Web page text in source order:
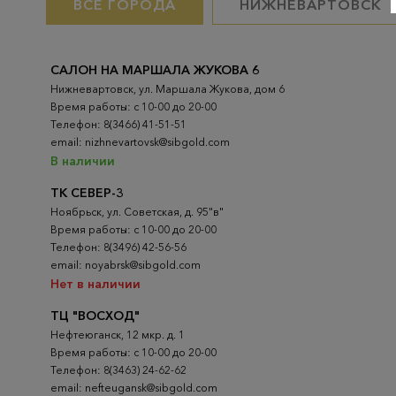
ВСЕ ГОРОДА НИЖНЕВАРТОВСК
ТК СЕВЕР-3
Ноябрьск, ул. Советская, д. 95"в"
Время работы: с 10-00 до 20-00
Телефон: 8(3496) 42-56-56
email: noyabrsk@sibgold.com
Нет в наличии
ТЦ "ВОСХОД"
Нефтеюганск, 12 мкр. д. 1
Время работы: с 10-00 до 20-00
Телефон: 8(3463) 24-62-62
email: nefteugansk@sibgold.com
САЛОН НА МАРШАЛА ЖУКОВА 6
Нижневартовск, ул. Маршала Жукова, дом 6
Время работы: с 10-00 до 20-00
Телефон: 8(3466) 41-51-51
email: nizhnevartovsk@sibgold.com
В наличии